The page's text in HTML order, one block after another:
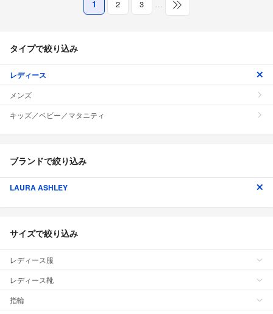
1 2 3 …
タイプで絞り込み
レディース
メンズ
キッズ／ベビー／マタニティ
ブランドで絞り込み
LAURA ASHLEY
サイズで絞り込み
レディース服
レディース靴
指輪